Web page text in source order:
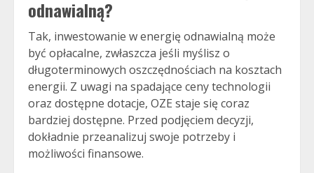
odnawialną?
Tak, inwestowanie w energię odnawialną może
być opłacalne, zwłaszcza jeśli myślisz o
długoterminowych oszczędnościach na kosztach
energii. Z uwagi na spadające ceny technologii
oraz dostępne dotacje, OZE staje się coraz
bardziej dostępne. Przed podjęciem decyzji,
dokładnie przeanalizuj swoje potrzeby i
możliwości finansowe.